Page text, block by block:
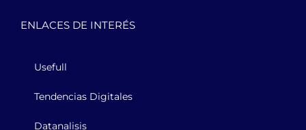
ENLACES DE INTERÉS
Usefull
Tendencias Digitales
Datanalisis